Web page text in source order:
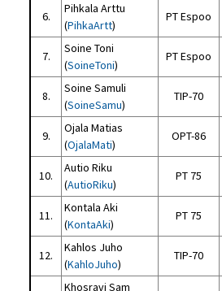
6.
Pihkala Arttu
(PihkaArtt)
PT Espoo
7.
Soine Toni
(SoineToni)
PT Espoo
8.
Soine Samuli
(SoineSamu)
TIP-70
9.
Ojala Matias
(OjalaMati)
OPT-86
10.
Autio Riku
(AutioRiku)
PT 75
11.
Kontala Aki
(KontaAki)
PT 75
12.
Kahlos Juho
(KahloJuho)
TIP-70
Khosravi Sam